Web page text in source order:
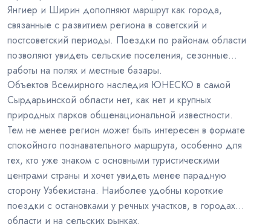
Янгиер и Ширин дополняют маршрут как города,
связанные с развитием региона в советский и
постсоветский периоды. Поездки по районам области
позволяют увидеть сельские поселения, сезонные
работы на полях и местные базары.
Объектов Всемирного наследия ЮНЕСКО в самой
Сырдарьинской области нет, как нет и крупных
природных парков общенациональной известности.
Тем не менее регион может быть интересен в формате
спокойного познавательного маршрута, особенно для
тех, кто уже знаком с основными туристическими
центрами страны и хочет увидеть менее парадную
сторону Узбекистана. Наиболее удобны короткие
поездки с остановками у речных участков, в городах
области и на сельских рынках.